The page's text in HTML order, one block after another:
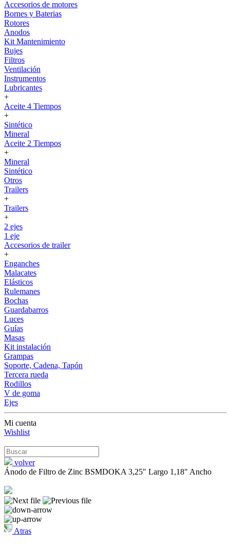
Accesorios de motores
Bornes y Baterias
Rotores
Anodos
Kit Mantenimiento
Bujes
Filtros
Ventilación
Instrumentos
Lubricantes
+
Aceite 4 Tiempos
+
Sintético
Mineral
Aceite 2 Tiempos
+
Mineral
Sintético
Otros
Trailers
+
Trailers
+
2 ejes
1 eje
Accesorios de trailer
+
Enganches
Malacates
Elásticos
Rulemanes
Bochas
Guardabarros
Luces
Guías
Masas
Kit instalación
Grampas
Soporte, Cadena, Tapón
Tercera rueda
Rodillos
V de goma
Ejes
Mi cuenta
Wishlist
volver
Ánodo de Filtro de Zinc BSMDOKA 3,25" Largo 1,18" Ancho
Atras